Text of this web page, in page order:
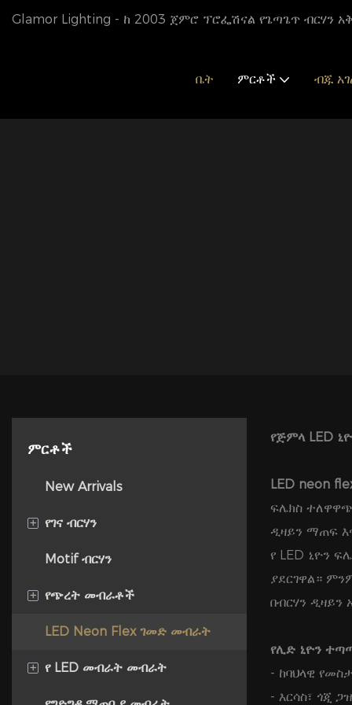
Glamor Lighting - ከ 2003 ጀምሮ ፕሮፌሽናል የጌጣጌጥ ብርሃን
ቤት ምርቶች ብጁ
ምርቶች
New Arrivals
+ የገና ብርሃን
የ LED ገመድ መብራት
LED ሕብረቁምፊ ብርሃን
የበረዶ መውረጃ ቱቦ
የማስዋቢያ አምፖል
Motif ብርሃን
+ የጭረት መብራቶች
አዲስ SMD ስትሪፕ ብርሃን
Ultra flex Soft LED Strip
LED Neon Flex ገመድ መብራት
+ የ LED መብራት መብራት
የጅምላ LED
LED neon
ፍሌክስ
ዲዛይን ማጠፍ
የ LED ኒዮን
ያደርገዋል።
በብርሃን ዲዛይን
የሊድ ኒዮን
- ከባህላዊ
- እርሳስ፣ ጎጂ